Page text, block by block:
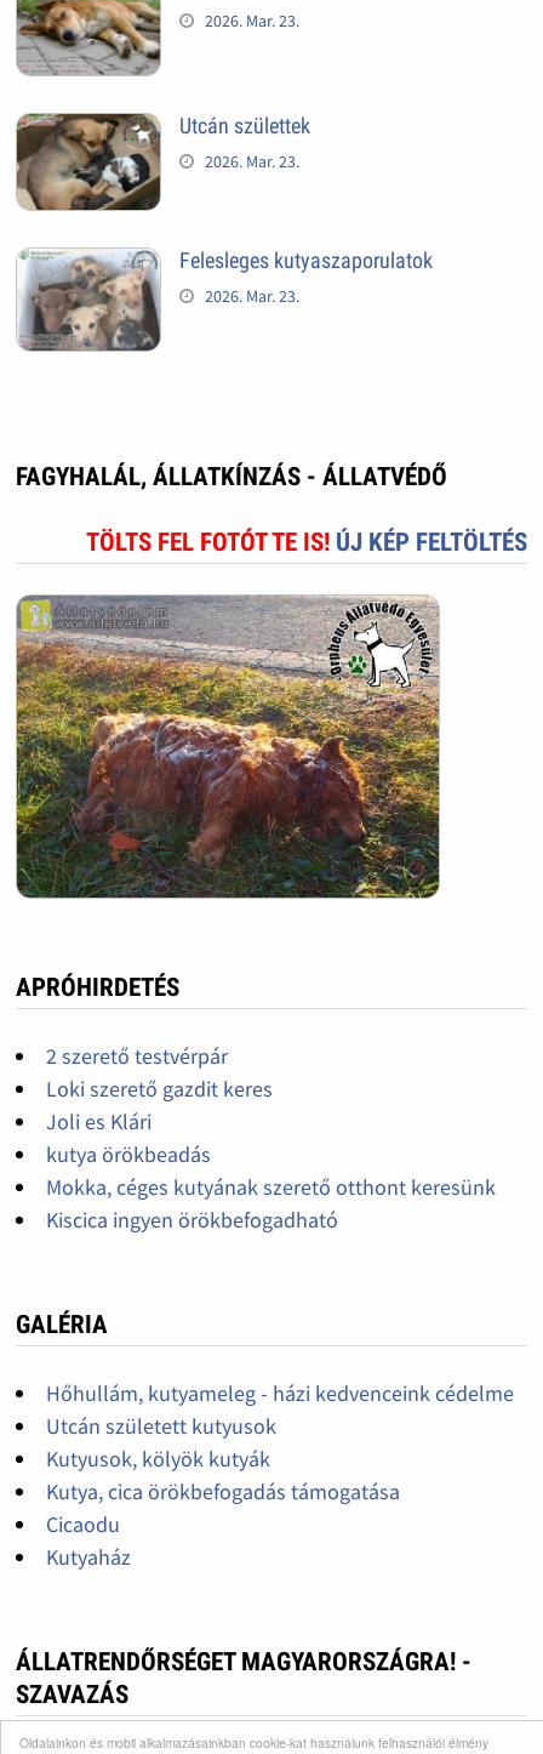
Oldalainkon és mobil alkalmazásainkban cookie-kat használunk felhasználói élmény
2026. Mar. 23.
Utcán születtek
2026. Mar. 23.
Felesleges kutyaszaporulatok
2026. Mar. 23.
FAGYHALÁL, ÁLLATKÍNZÁS - ÁLLATVÉDŐ
TÖLTS FEL FOTÓT TE IS! ÚJ KÉP FELTÖLTÉS
APRÓHIRDETÉS
2 szerető testvérpár
Loki szerető gazdit keres
Joli es Klári
kutya örökbeadás
Mokka, céges kutyának szerető otthont keresünk
Kiscica ingyen örökbefogadható
GALÉRIA
Hőhullám, kutyameleg - házi kedvenceink cédelme
Utcán született kutyusok
Kutyusok, kölyök kutyák
Kutya, cica örökbefogadás támogatása
Cicaodu
Kutyaház
ÁLLATRENDŐRSÉGET MAGYARORSZÁGRA! -
SZAVAZÁS